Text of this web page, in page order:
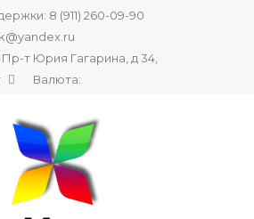
8 (911) 260-09-90
т Юрия Гагарина, д 34,
Валюта: